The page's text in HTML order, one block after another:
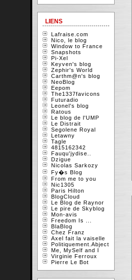
LIENS
Lafraise.com
Nico, le blog
Window to France
Snapshots
Pi-Xel
Keyven's blog
Zephir's World
Carthm@n's blog
NeoBlog
Eepom
The1337favicons
Futuradio
Leonel's blog
Ratous
Le blog de l'UMP
Le Distrait
Segolene Royal
Letawny
Tagle
4815162342
Fauqu'jydise..
Dzigue
Nicolas Sarkozy
Fy�s Blog
From me to you
Nic1305
Paris Hilton
BlogCloud
Le Blog de Raynor
Le pire de Skyblog
Mon-avis
Freedom Is ...
BlaBlog
Chez Franz
Axel fait la vaiselle
Politiquement.Abject
Me, MySelf and I
Virginie Ferroux
Pierre Le Bot